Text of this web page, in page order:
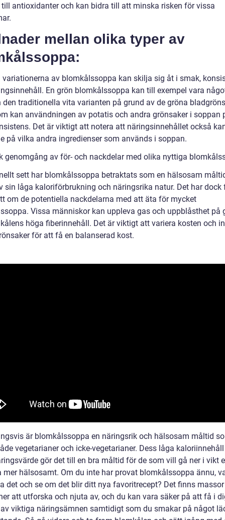
antioxidanter och kan bidra till att minska risken för vissa
mellan olika typer av
variationerna av blomkålssoppa kan skilja sig åt i smak,
En grön blomkålssoppa kan till exempel vara
den traditionella vita varianten på grund av de gröna
kan användningen av potatis och andra grönsaker i soppan
Det är viktigt att notera att näringsinnehållet också
på vilka andra ingredienser som används i soppan.
genomgång av för- och nackdelar med olika nyttiga
sett har blomkålssoppa betraktats som en hälsosam
sin låga kaloriförbrukning och näringsrika natur. Det har dock
om de potentiella nackdelarna med att äta för mycket
Vissa människor kan uppleva gas och uppblåsthet på
höga fiberinnehåll. Det är viktigt att variera kosten och
för att få en balanserad kost.
är blomkålssoppa en näringsrik och hälsosam måltid
vegetarianer och icke-vegetarianer. Dess låga
gör det till en bra måltid för de som vill gå ner i vikt
mer hälsosamt. Om du inte har provat blomkålssoppa ännu,
det och se om det blir ditt nya favoritrecept? Det finns
att utforska och njuta av, och du kan vara säker på att få i
viktiga näringsämnen samtidigt som du smakar på något